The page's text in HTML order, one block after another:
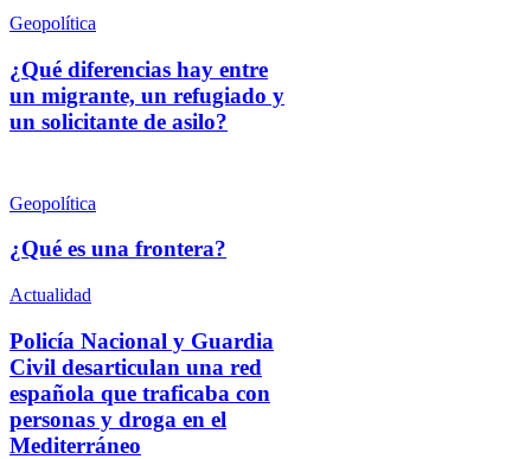
Geopolítica
¿Qué diferencias hay entre
un migrante, un refugiado y
un solicitante de asilo?
Geopolítica
¿Qué es una frontera?
Actualidad
Policía Nacional y Guardia
Civil desarticulan una red
española que traficaba con
personas y droga en el
Mediterráneo